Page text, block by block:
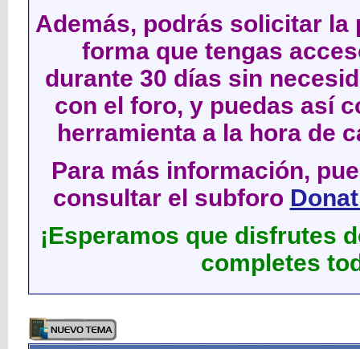
Además, podrás solicitar
forma que tengas
durante 30 días sin
con el foro, y puedas así
herramienta a la hora de
Para más información,
consultar el subforo
¡Esperamos que disfrutes
completes